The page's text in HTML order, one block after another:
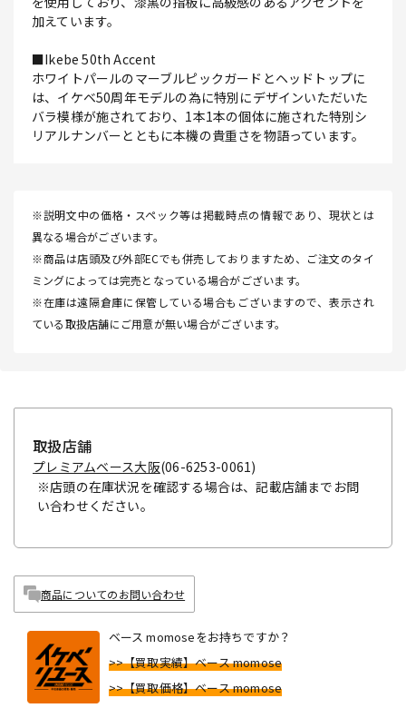
加えています。
■Ikebe 50th Accent
ホワイトパールのマーブルピックガードとヘッドトップに
は、イケベ50周年モデルの為に特別にデザインいただいた
バラ模様が施されており、1本1本の個体に施された特別シ
リアルナンバーとともに本機の貴重さを物語っています。
※説明文中の価格・スペック等は掲載時点の情報であり、現状とは
異なる場合がございます。
※商品は店頭及び外部ECでも併売しておりますため、ご注文のタイ
ミングによっては完売となっている場合がございます。
※在庫は遠隔倉庫に保管している場合もございますので、表示され
ている取扱店舗にご用意が無い場合がございます。
取扱店舗
プレミアムベース大阪(06-6253-0061)
※店頭の在庫状況を確認する場合は、記載店舗までお問
い合わせください。
商品についてのお問い合わせ
ベース momoseをお持ちですか？
>>【買取実績】ベース momose
>>【買取価格】ベース momose